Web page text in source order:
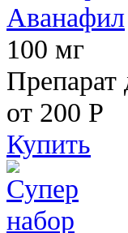
Аванафил
100 мг
Препарат
от 200 Р
Купить